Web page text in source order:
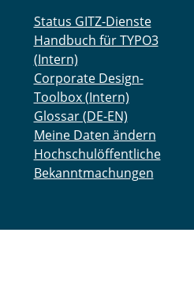
Status GITZ-Dienste
Handbuch für TYPO3
(Intern)
Corporate Design-
Toolbox (Intern)
Glossar (DE-EN)
Meine Daten ändern
Hochschulöffentliche
Bekanntmachungen